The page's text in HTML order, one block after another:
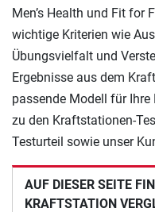
Men’s Health und Fit for
wichtige Kriterien wie
Übungsvielfalt und
Ergebnisse aus dem
passende Modell für
zu den Kraftstationen-
Testurteil sowie unser
AUF DIESER SEITE
KRAFTSTATION